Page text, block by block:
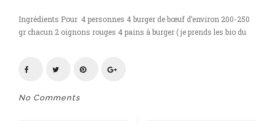
Ingrédients Pour 4 personnes 4 burger de bœuf d’environ 200-250
gr chacun 2 oignons rouges 4 pains à burger ( je prends les bio du
No Comments